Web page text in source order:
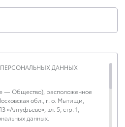
ПЕРСОНАЛЬНЫХ ДАННЫХ
— Общество), расположенное
обл., г. о. Мытищи,
вл. 5, стр. 1,
данных.